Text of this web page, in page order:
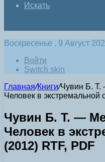
Искать
Воскресенье , 9 Август
Войти
Switch skin
Главная/Книги/Чувин Б. Т.
Человек в экстремальной
Чувин Б. Т. —
Человек в
(2012) RTF, PDF